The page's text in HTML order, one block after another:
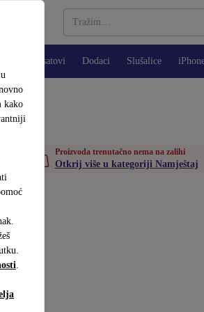
kako
.
Pametni satovi Dodaci Slušalice
Proizvoda trenutačno nema na zalihi
Otkrij više u kategoriji Namještaj